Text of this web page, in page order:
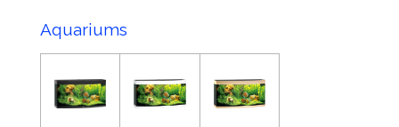
Aquariums